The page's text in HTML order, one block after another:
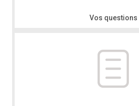
Vos questions